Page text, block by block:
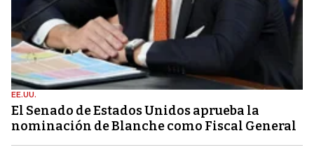
EE.UU.
El Senado de Estados Unidos aprueba la
nominación de Blanche como Fiscal General